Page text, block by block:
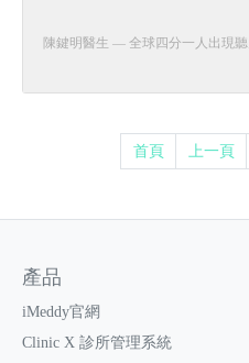
陳鍵明醫生 — 全球四分一人出現聽
首頁 上一頁
產品
iMeddy官網
Clinic X 診所管理系統